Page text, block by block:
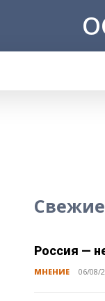
Россия —
МНЕНИЕ 06/08/